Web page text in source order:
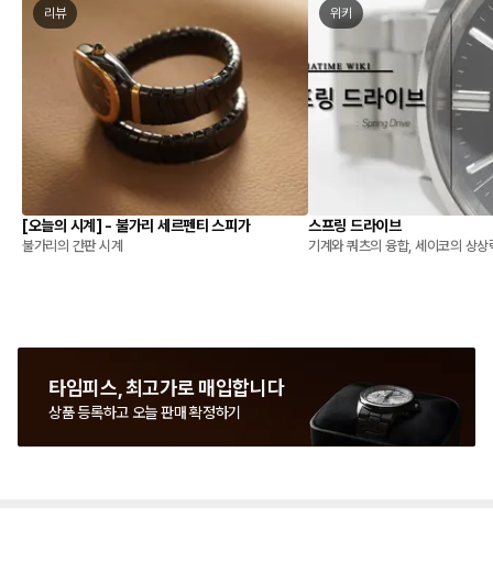
리뷰
[오늘의 시계] - 불가리 세르펜티 스피가
불가리의 간판 시계
위키
스프링 드라이브
기계와 쿼츠의 융합, 세이코의 상상
타임피스, 최고가로 매입합니다
상품 등록하고 오늘 판매 확정하기